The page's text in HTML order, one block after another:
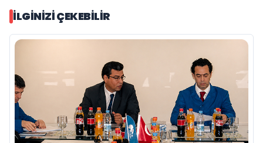
İLGINIZI ÇEKEBILIR